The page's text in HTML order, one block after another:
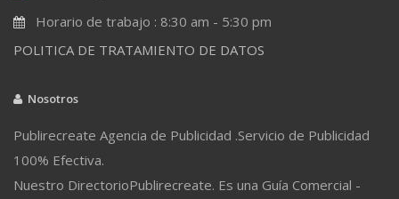
Horario de trabajo : 8:30 am - 5:30 pm
POLITICA DE TRATAMIENTO DE DATOS
Nosotros
Publirecreate Agencia de Publicidad .Servicio de Publicidad
100% Efectiva.
Nuestro DirectorioPublirecreate. Es una Guía Comercial -